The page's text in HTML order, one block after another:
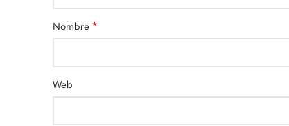
Nombre *
Web